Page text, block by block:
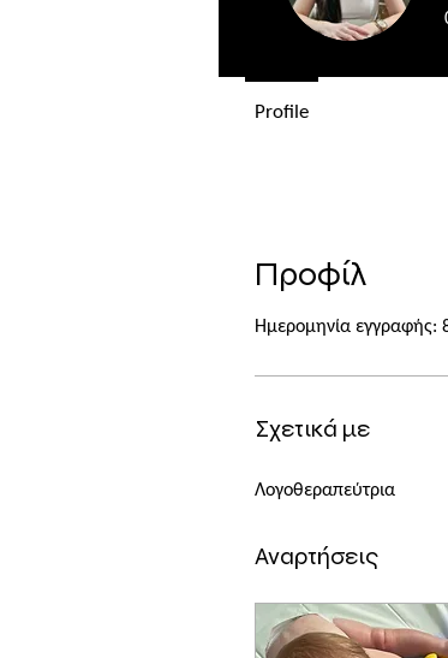
Προφίλ
Ημερομηνία εγγραφής:
Σχετικά με
Λογοθεραπεύτρια
Αναρτήσεις
Profile